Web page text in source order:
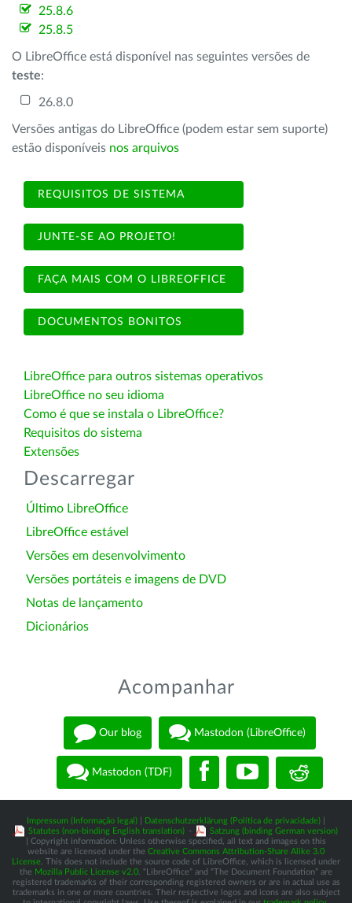
25.8.6
25.8.5
O LibreOffice está disponível nas seguintes versões de
teste:
26.8.0
Versões antigas do LibreOffice (podem estar sem suporte)
estão disponíveis nos arquivos
REQUISITOS DE SISTEMA
JUNTE-SE AO PROJETO!
FAÇA MAIS COM O LIBREOFFICE
DOCUMENTOS BONITOS
LibreOffice para outros sistemas operativos
LibreOffice no seu idioma
Como é que se instala o LibreOffice?
Requisitos do sistema
Extensões
Descarregar
Último LibreOffice
LibreOffice estável
Versões em desenvolvimento
Versões portáteis e imagens de DVD
Notas de lançamento
Dicionários
Acompanhar
Our blog Mastodon (LibreOffice)
Mastodon (TDF)
Impressum (Informação legal) Datenschutzerklärung (Política de privacidade)
Statutes (non-binding English translation) -
Satzung (binding German version)
| Copyright information: Unless otherwise specified, all text and images on this
website are licensed under the Creative Commons Attribution-Share Alike 3.0
License . This does not include the source code of LibreOffice, which is licensed under
the Mozilla Public License v2.0 . “LibreOffice” and “The Document Foundation” are
registered trademarks of their corresponding registered owners or are in actual use as
trademarks in one or more countries. Their respective logos and icons are also subject